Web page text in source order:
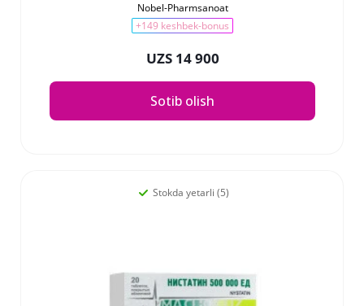
Nobel-Pharmsanoat
+149 keshbek-bonus
UZS 14 900
Sotib olish
Stokda yetarli (5)